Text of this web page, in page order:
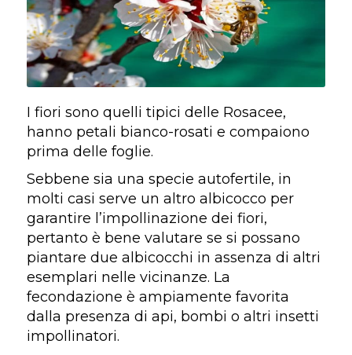
I fiori sono quelli tipici delle Rosacee,
hanno petali bianco-rosati e compaiono
prima delle foglie.
Sebbene sia una specie autofertile, in
molti casi serve un altro albicocco per
garantire l’impollinazione dei fiori,
pertanto è bene valutare se si possano
piantare due albicocchi in assenza di altri
esemplari nelle vicinanze. La
fecondazione è ampiamente favorita
dalla presenza di api, bombi o altri insetti
impollinatori.